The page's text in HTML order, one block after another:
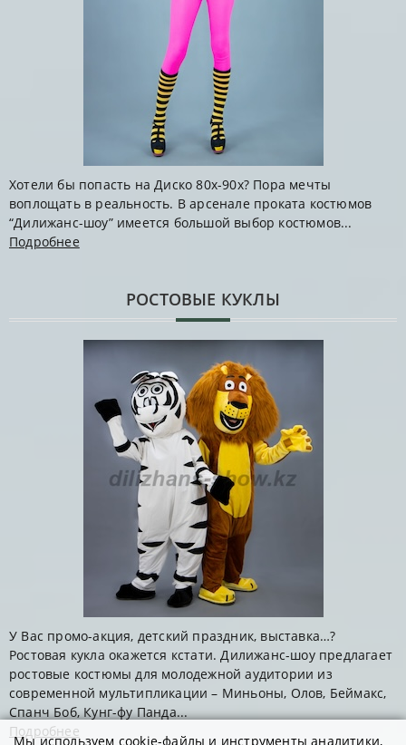
Хотели бы попасть на Диско 80х-90х? Пора мечты
воплощать в реальность. В арсенале проката костюмов
“Дилижанс-шоу” имеется большой выбор костюмов...
Подробнее
РОСТОВЫЕ КУКЛЫ
У Вас промо-акция, детский праздник, выставка…?
Ростовая кукла окажется кстати. Дилижанс-шоу предлагает
ростовые костюмы для молодежной аудитории из
современной мультипликации – Миньоны, Олов, Беймакс,
Спанч Боб, Кунг-фу Панда...
Подробнее
Мы используем cookie-файлы и инструменты аналитики,